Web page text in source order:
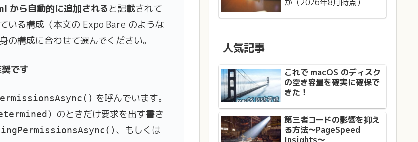
ら自動的に追加されると記載されて
いる構成（本文の Expo Bare のような
構成に合わせて選んでください。
です
を呼んでいます。
）のときだけ要求を出す書き
、もしくは
か（2026年8月時点）
人気記事
これで macOS のディスク
の空き容量を確実に確保で
きた！
第三者コードの影響を抑え
る方法〜PageSpeed
Insights〜